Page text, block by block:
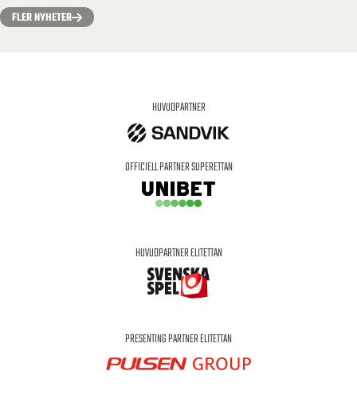
FLER NYHETER
HUVUDPARTNER
OFFICIELL PARTNER SUPERETTAN
HUVUDPARTNER ELITETTAN
PRESENTING PARTNER ELITETTAN